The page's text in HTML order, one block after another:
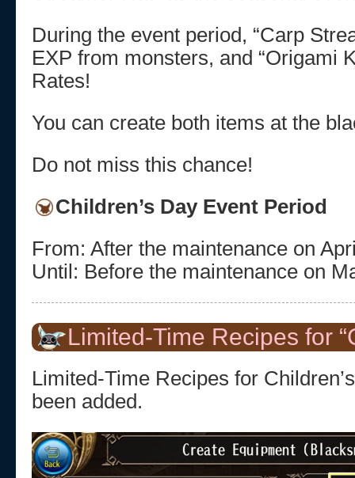
During the event period, “Carp
EXP from monsters, and “Origami
Rates!
You can create both items at the
Do not miss this chance!
Children’s Day Event Period
From: After the maintenance on
Until: Before the maintenance on
Limited-Time Recipes for
Limited-Time Recipes for
been added.